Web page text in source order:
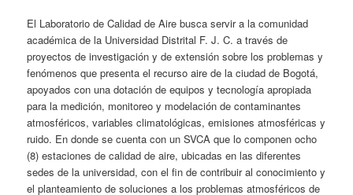
El Laboratorio de Calidad de Aire busca servir a la comunidad
académica de la Universidad Distrital F. J. C. a través de
proyectos de investigación y de extensión sobre los problemas y
fenómenos que presenta el recurso aire de la ciudad de Bogotá,
apoyados con una dotación de equipos y tecnología apropiada
para la medición, monitoreo y modelación de contaminantes
atmosféricos, variables climatológicas, emisiones atmosféricas y
ruido. En donde se cuenta con un SVCA que lo componen ocho
(8) estaciones de calidad de aire, ubicadas en las diferentes
sedes de la universidad, con el fin de contribuir al conocimiento y
el planteamiento de soluciones a los problemas atmosféricos de